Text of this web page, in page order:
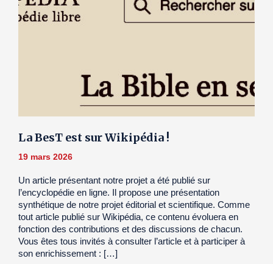
La BesT est sur Wikipédia !
19 mars 2026
Un article présentant notre projet a été publié sur
l’encyclopédie en ligne. Il propose une présentation
synthétique de notre projet éditorial et scientifique. Comme
tout article publié sur Wikipédia, ce contenu évoluera en
fonction des contributions et des discussions de chacun.
Vous êtes tous invités à consulter l’article et à participer à
son enrichissement : […]